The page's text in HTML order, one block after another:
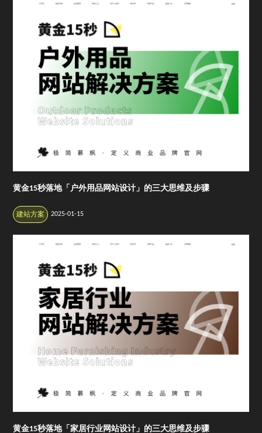
黄金15秒落地「户外用品网站设计」的三大思维及步骤
建站方案 2025-01-15
黄金15秒落地「家居行业网站设计」的三大思维及步骤